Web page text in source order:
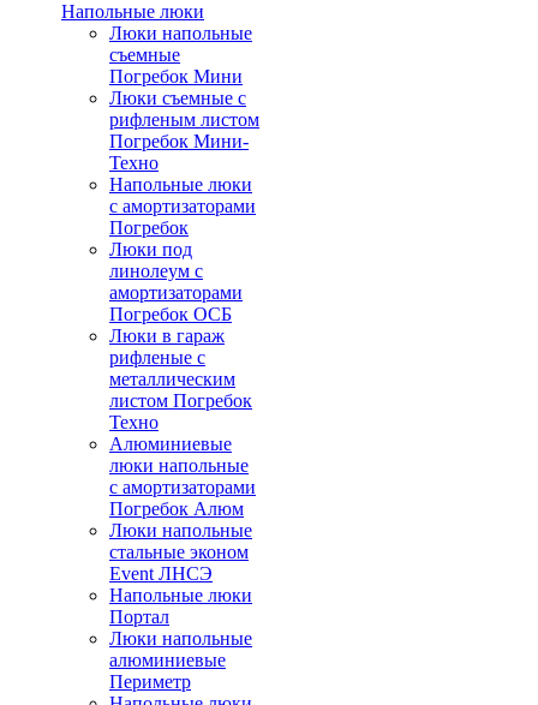
Напольные люки
Люки напольные
съемные
Погребок Мини
Люки съемные с
рифленым листом
Погребок Мини-
Техно
Напольные люки
с амортизаторами
Погребок
Люки под
линолеум с
амортизаторами
Погребок ОСБ
Люки в гараж
рифленые с
металлическим
листом Погребок
Техно
Алюминиевые
люки напольные
с амортизаторами
Погребок Алюм
Люки напольные
стальные эконом
Event ЛНСЭ
Напольные люки
Портал
Люки напольные
алюминиевые
Периметр